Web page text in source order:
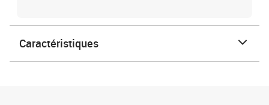
Caractéristiques